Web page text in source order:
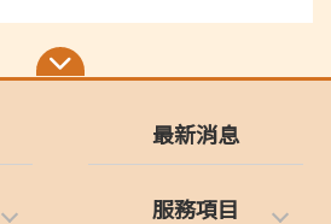
最新消息
服務項目